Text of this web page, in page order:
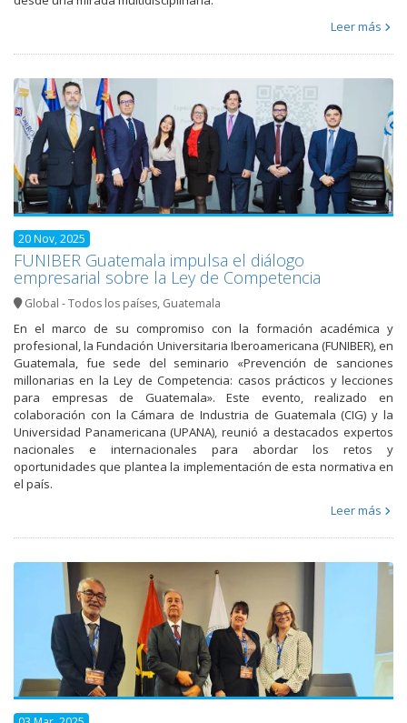
Leer más
20 Nov, 2025
FUNIBER Guatemala impulsa el diálogo
empresarial sobre la Ley de Competencia
Global - Todos los países, Guatemala
En el marco de su compromiso con la formación académica y
profesional, la Fundación Universitaria Iberoamericana (FUNIBER), en
Guatemala, fue sede del seminario «Prevención de sanciones
millonarias en la Ley de Competencia: casos prácticos y lecciones
para empresas de Guatemala». Este evento, realizado en
colaboración con la Cámara de Industria de Guatemala (CIG) y la
Universidad Panamericana (UPANA), reunió a destacados expertos
nacionales e internacionales para abordar los retos y
oportunidades que plantea la implementación de esta normativa en
el país.
Leer más